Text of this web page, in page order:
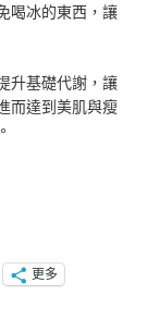
喝冰的東西，讓
升基礎代謝，讓
而達到美肌與瘦
更多